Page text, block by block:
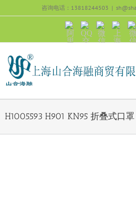
咨询电话：13818244503 |
阿
里
通
QQ
交
微
信
上
海
融
微
微
H1005593 H901 KN95 折叠式口